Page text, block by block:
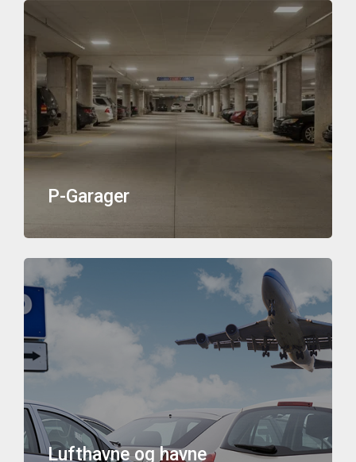
P-Garager
Lufthavne og havne